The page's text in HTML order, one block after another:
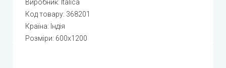
Виробник: Italica
Код товару: 368201
Країна: Індія
Розміри: 600x1200